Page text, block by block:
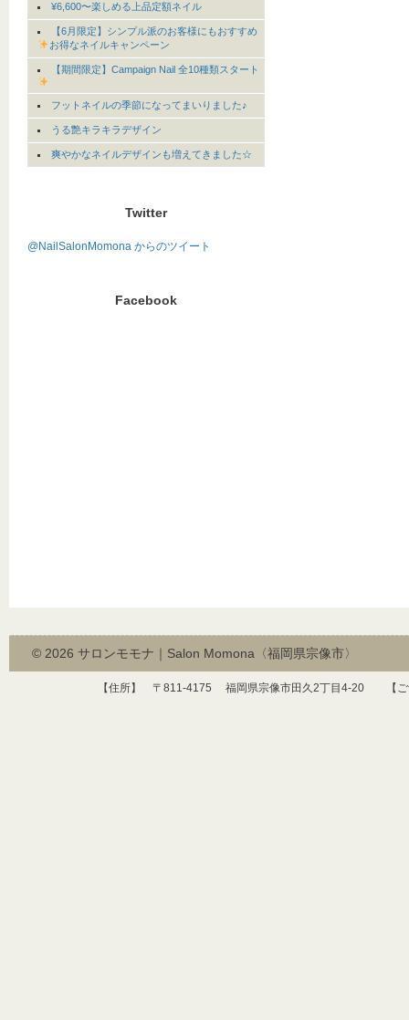
¥6,600〜楽しめる上品定額ネイル
【6月限定】シンプル派のお客様にもおすすめ
お得なネイルキャンペーン
【期間限定】Campaign Nail 全10種類スタート
フットネイルの季節になってまいりました♪
うる艶キラキラデザイン
爽やかなネイルデザインも増えてきました☆
Twitter
@NailSalonMomona からのツイート
Facebook
© 2026 サロンモモナ｜Salon Momona〈福岡県宗像市〉
【住所】 〒 811-4175 福岡県宗像市田久2丁目 4-20 【ご